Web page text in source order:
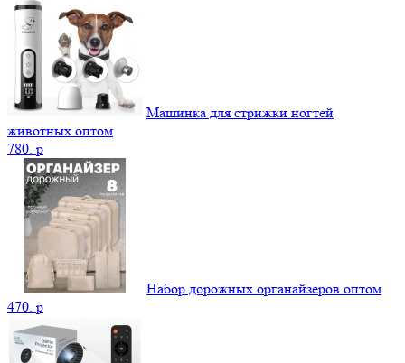
Машинка для стрижки ногтей
животных оптом
780. p
Набор дорожных органайзеров оптом
470. p